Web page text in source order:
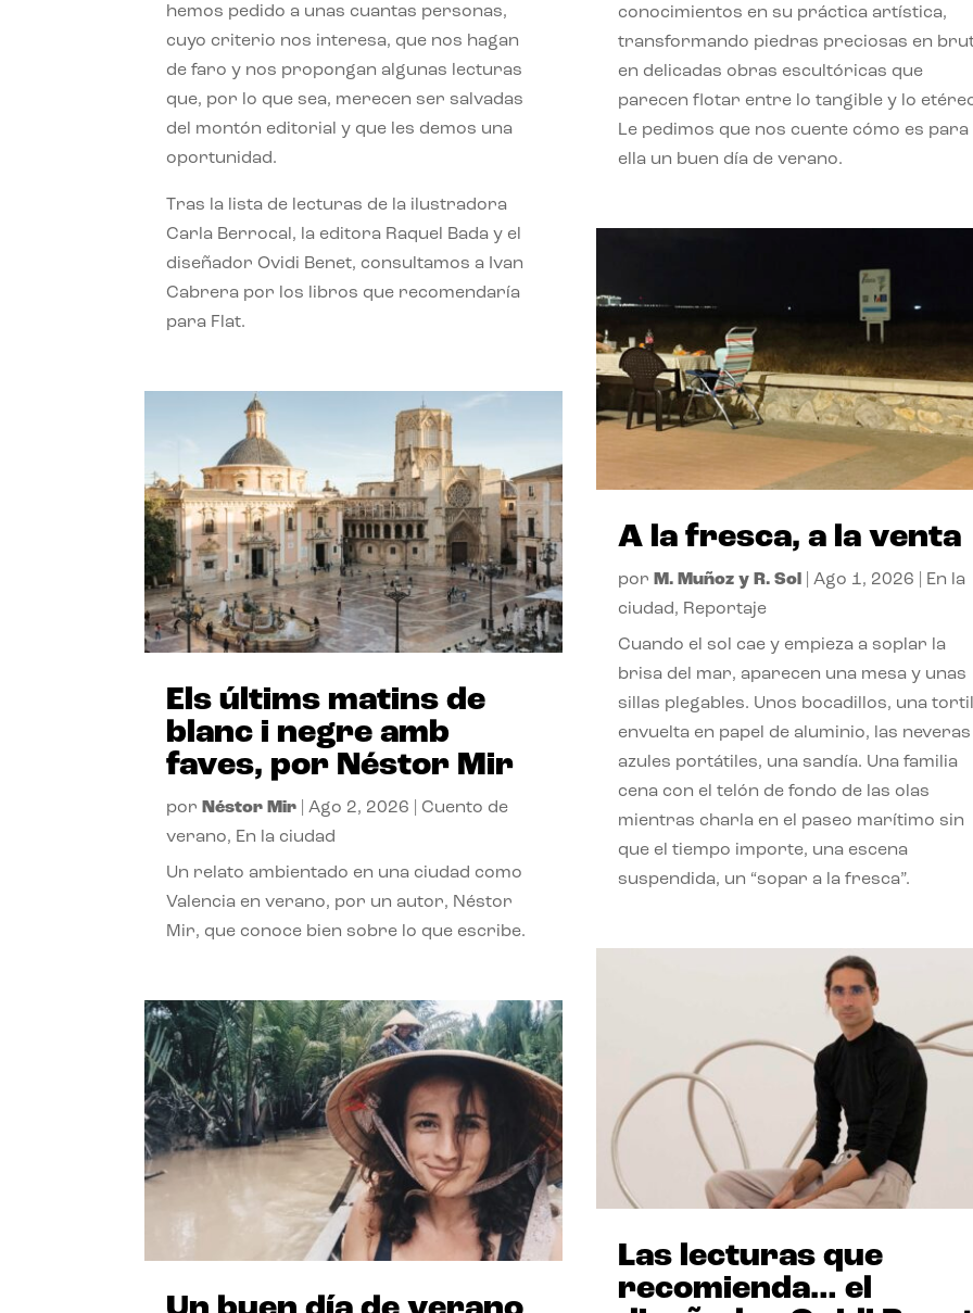
hemos pedido a unas cuantas personas,
cuyo criterio nos interesa, que nos hagan
de faro y nos propongan algunas lecturas
que, por lo que sea, merecen ser salvadas
del montón editorial y que les demos una
oportunidad.
Tras la lista de lecturas de la ilustradora
Carla Berrocal, la editora Raquel Bada y el
diseñador Ovidi Benet, consultamos a Ivan
Cabrera por los libros que recomendaría
para Flat.
Els últims matins de
blanc i negre amb
faves, por Néstor Mir
por Néstor Mir |Ago 2, 2026 |Cuento de
verano, En la ciudad
Un relato ambientado en una ciudad como
Valencia en verano, por un autor, Néstor
Mir, que conoce bien sobre lo que escribe.
conocimientos en su práctica artística,
transformando piedras preciosas en
en delicadas obras escultóricas que
parecen flotar entre lo tangible y lo
Le pedimos que nos cuente cómo es para
ella un buen día de verano.
A la fresca, a la venta
por M. Muñoz y R. Sol Ago 1, 2026
En la
ciudad, Reportaje
Cuando el sol cae y empieza a soplar la
brisa del mar, aparecen una mesa y unas
sillas plegables. Unos bocadillos, una
envuelta en papel de aluminio, las neveras
azules portátiles, una sandía. Una familia
cena con el telón de fondo de las olas
mientras charla en el paseo marítimo sin
que el tiempo importe, una escena
suspendida, un “sopar a la fresca”.
Las lecturas que
recomienda… el